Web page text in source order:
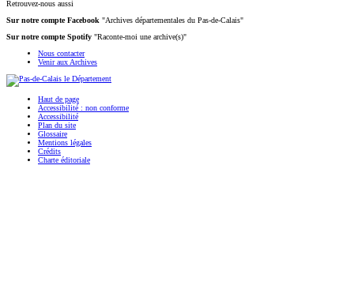
Retrouvez-nous aussi
Sur notre compte Facebook "Archives départementales du Pas-de-Calais"
Sur notre compte Spotify "Raconte-moi une archive(s)"
Nous contacter
Venir aux Archives
Haut de page
Accessibilité : non conforme
Accessibilité
Plan du site
Glossaire
Mentions légales
Crédits
Charte éditoriale